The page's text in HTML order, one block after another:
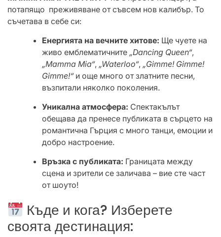
потапящо преживяване от съвсем нов калибър. То
съчетава в себе си:
Енергията на вечните хитове: Ще чуете на
живо емблематичните „Dancing Queen“,
„Mamma Mia“, „Waterloo“, „Gimme! Gimme!
Gimme!“и още много от златните песни,
възпитали няколко поколения.
Уникална атмосфера: Спектакълът
обещава да пренесе публиката в сърцето на
романтична Гърция с много танци, емоции и
добро настроение.
Връзка с публиката: Границата между
сцена и зрители се заличава – вие сте част
от шоуто!
Къде и кога? Изберете
своята дестинация: